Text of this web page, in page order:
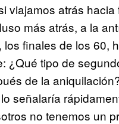
viajamos atrás hacia
más atrás, a la
finales de los 60,
¿Qué tipo de
de la
señalaría
no tenemos un